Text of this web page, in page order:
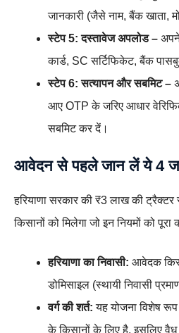
जानकारी (जैसे नाम, बैंक खाता,
स्टेप 5: दस्तावेज अपलोड –
कार्ड, SC सर्टिफिकेट, बैंक
स्टेप 6: सत्यापन और सबमिट –
आए OTP के जरिए आधार
सबमिट कर दें।
आवेदन से पहले जान लें ये 4
हरियाणा सरकार की ₹3 लाख की ट्रैक्टर
किसानों को मिलेगा जो इन नियमों को पूरा
हरियाणा का निवासी: आवेदक
डोमिसाइल (स्थायी निवासी
वर्ग की शर्त: यह योजना विशेष
के किसानों के लिए है, इसलिए वैध